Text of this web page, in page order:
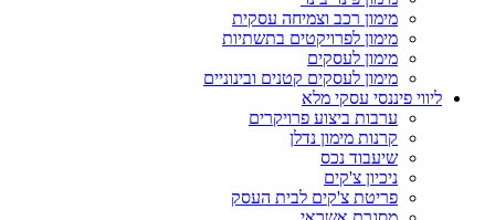
מימון רכב וצמיחה עסקית
מימון לפרויקטים בתשתיות
מימון לעסקים
מימון לעסקים קטנים ובינוניים
ליווי פיננסי עסקי מלא
ערבות ביצוע פרויקרים
קרנות מימון נדלן
שיעבוד נכס
ניכיון צ'קים
פריטת צ'קים לבית העסק